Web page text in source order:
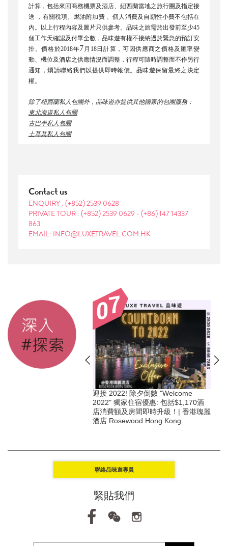
計算， 包括來回商務機票及酒店、紐西蘭當地之旅行團及指定接
送 ，有關稅項、燃油附加費 、個人消費及自願性小費不包括在
內。以上行程內容及圖片只供參考。品味之旅需於出發前至少45
個工作天確認及付畢全數，品味遊有權不接納過於緊急的預訂安
排。價格於2018年7 月18日計算，可因供應商之價格及匯率變
動、機位及酒店之供應情況而調整，行程可隨時調整而不作另行
通知，煩請聯絡我們以提供即時報價。品味遊保留最終之決定
權。
除了紐西蘭私人包團外，品味遊亦提供其他國家的包團服務：
東北海道私人包團
古巴半私人包團
土耳其私人包團
Contact us
ENQUIRY : (+852) 2539 0628
PRIVATE TOUR : (+852) 2539 0629 - (+86) 147 14337
863
EMAIL: INFO@LUXETRAVEL.COM.HK
Staycation+私人親子活動 & 獨家住宿
優惠 | 平均每晚由$2,980起 @ 香港瑰
麗酒店 Rosewood Hong Kong
聯絡品味遊專員
緊貼我們